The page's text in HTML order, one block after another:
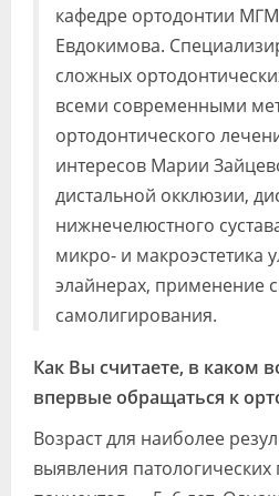
кафедре ортодонтии
Евдокимова.
сложных
всеми современными
ортодонтического
интересов Марии
дистальной окклюзии,
нижнечелюстного
микро- и макроэстетика
элайнерах, применение
самолигирования.
Как Вы считаете, в каком
впервые обращаться к
Возраст для наиболее
выявления